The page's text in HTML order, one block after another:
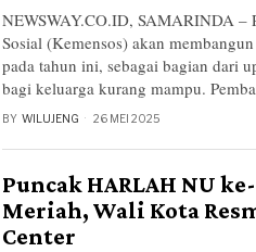
NEWSWAY.CO.ID, SAMARINDA –
Sosial (Kemensos) akan
pada tahun ini, sebagai bagian dari
bagi keluarga kurang mampu.
BY WILUJENG 26 MEI 2025
Puncak HARLAH NU
Meriah, Wali Kota
Center